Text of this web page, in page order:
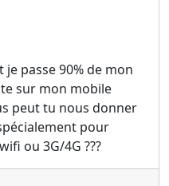
passe 90% de mon
sur mon mobile
peut tu nous donner
pour
ou 3G/4G ???